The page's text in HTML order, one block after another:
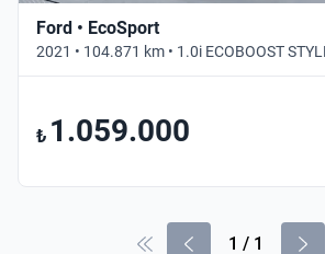
Ford • EcoSport
2021 • 104.871 km • 1.0i ECOBOOST
₺ 1.059.000
1 / 1